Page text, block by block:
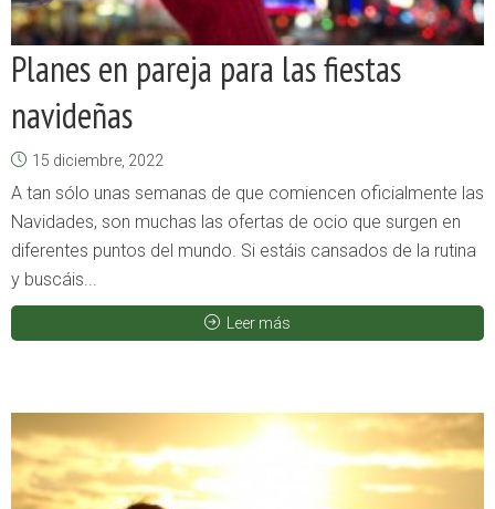
Planes en pareja para las fiestas
navideñas
15 diciembre, 2022
A tan sólo unas semanas de que comiencen oficialmente las
Navidades, son muchas las ofertas de ocio que surgen en
diferentes puntos del mundo. Si estáis cansados de la rutina
y buscáis...
Leer más